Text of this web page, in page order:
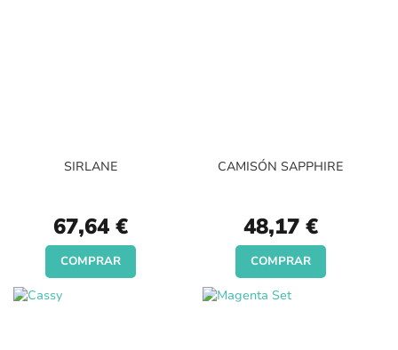
SIRLANE
67,64 €
COMPRAR
CAMISÓN SAPPHIRE
48,17 €
COMPRAR